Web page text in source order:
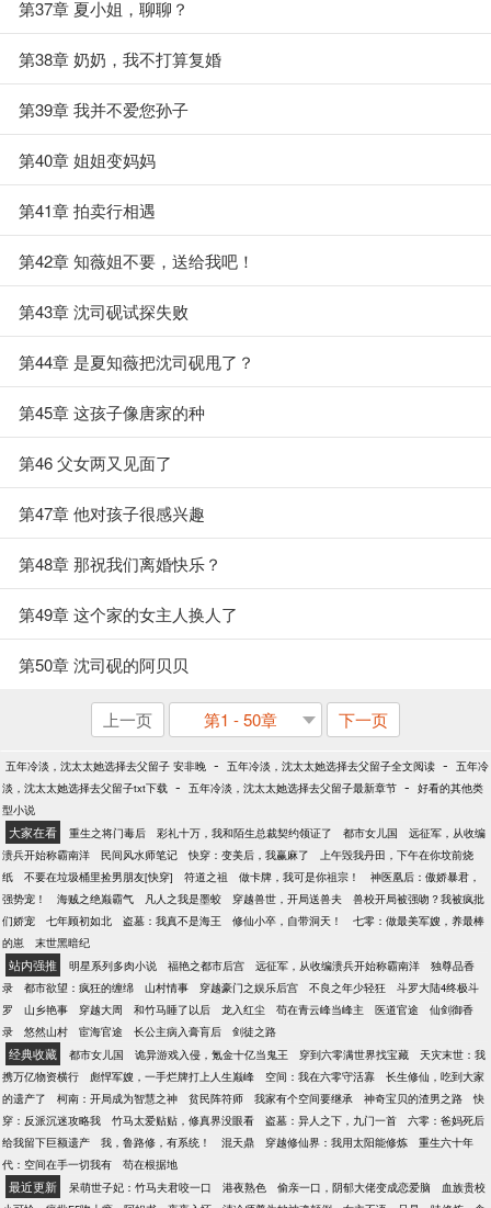
第37章 夏小姐，聊聊？
第38章 奶奶，我不打算复婚
第39章 我并不爱您孙子
第40章 姐姐变妈妈
第41章 拍卖行相遇
第42章 知薇姐不要，送给我吧！
第43章 沈司砚试探失败
第44章 是夏知薇把沈司砚甩了？
第45章 这孩子像唐家的种
第46 父女两又见面了
第47章 他对孩子很感兴趣
第48章 那祝我们离婚快乐？
第49章 这个家的女主人换人了
第50章 沈司砚的阿贝贝
上一页 第1 - 50章 下一页
五年冷淡，沈太太她选择去父留子 安非晚 - 五年冷淡，沈太太她选择去父留子全文阅读 - 五年冷
淡，沈太太她选择去父留子txt下载 - 五年冷淡，沈太太她选择去父留子最新章节 - 好看的其他类
型小说
大家在看 重生之将门毒后 彩礼十万，我和陌生总裁契约领证了 都市女儿国
远征军，从收编
溃兵开始称霸南洋
民间风水师笔记 快穿：变美后，我赢麻了
上午毁我丹田，下午在你坟前烧
纸
不要在垃圾桶里捡男朋友[快穿] 符道之祖 做卡牌，我可是你祖宗！
神医凰后：傲娇暴君，
强势宠！
海贼之绝巅霸气 凡人之我是墨蛟 穿越兽世，开局送兽夫
兽校开局被强吻？我被疯批
们娇宠
七年顾初如北 盗墓：我真不是海王 修仙小卒，自带洞天！
七零：做最美军嫂，养最棒
的崽
末世黑暗纪
站内强推 明星系列多肉小说 福艳之都市后宫 远征军，从收编溃兵开始称霸南洋
独尊品香
录
都市欲望：疯狂的缠绵 山村情事 穿越豪门之娱乐后宫 不良之年少轻狂
斗罗大陆4终极斗
罗
山乡艳事 穿越大周 和竹马睡了以后 龙入红尘 苟在青云峰当峰主 医道官途
仙剑御香
录
悠然山村 宦海官途 长公主病入膏肓后 剑徒之路
经典收藏 都市女儿国 诡异游戏入侵，氪金十亿当鬼王 穿到六零满世界找宝藏
天灾末世：我
携万亿物资横行
彪悍军嫂，一手烂牌打上人生巅峰 空间：我在六零守活寡
长生修仙，吃到大家
的遗产了
柯南：开局成为智慧之神 贫民阵符师 我家有个空间要继承 神奇宝贝的渣男之路
快
穿：反派沉迷攻略我
竹马太爱贴贴，修真界没眼看 盗墓：异人之下，九门一首
六零：爸妈死后
给我留下巨额遗产
我，鲁路修，有系统！ 混天鼎 穿越修仙界：我用太阳能修炼
重生六十年
代：空间在手一切我有
苟在根据地
最近更新 呆萌世子妃：竹马夫君咬一口 港夜熟色 偷亲一口，阴郁大佬变成恋爱脑
血族贵校